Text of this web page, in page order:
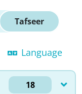
Tafseer
Language
18